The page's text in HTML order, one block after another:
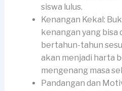
siswa lulus.
Kenangan Kekal:
kenangan yang bisa
bertahun-tahun
akan menjadi harta
mengenang masa
Pandangan dan